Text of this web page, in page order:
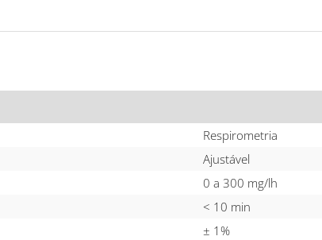
Respirometria
Ajustável
0 a 300 mg/lh
< 10 min
± 1%